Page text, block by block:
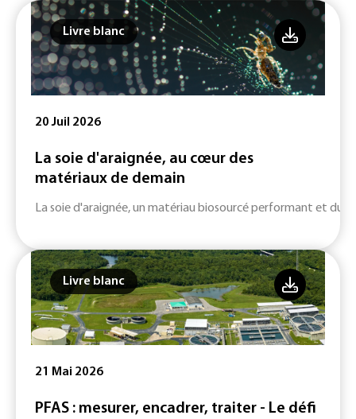
Livre blanc
20 Juil 2026
La soie d'araignée, au cœur des
matériaux de demain
La soie d'araignée, un matériau biosourcé performant et
Livre blanc
21 Mai 2026
PFAS : mesurer, encadrer, traiter - Le défi